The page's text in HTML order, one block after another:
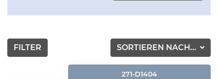
SORTIEREN NACH...
FILTER
271-D1404